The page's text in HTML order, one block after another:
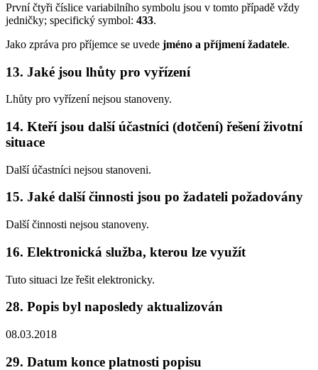
První čtyři číslice variabilního symbolu jsou v tomto případě vždy
jedničky; specifický symbol: 433.
Jako zpráva pro příjemce se uvede jméno a příjmení žadatele.
13. Jaké jsou lhůty pro vyřízení
Lhůty pro vyřízení nejsou stanoveny.
14. Kteří jsou další účastníci (dotčení) řešení životní
situace
Další účastníci nejsou stanoveni.
15. Jaké další činnosti jsou po žadateli požadovány
Další činnosti nejsou stanoveny.
16. Elektronická služba, kterou lze využít
Tuto situaci lze řešit elektronicky.
28. Popis byl naposledy aktualizován
08.03.2018
29. Datum konce platnosti popisu